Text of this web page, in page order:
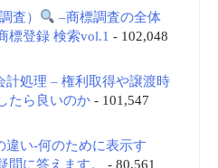
査）
–商標調査の全体
登録 検索vol.1 - 102,048
計処理 – 権利取得や譲渡時
たら良いのか- 101,547
い-何のために表示す
問に答えます。
- 80,561